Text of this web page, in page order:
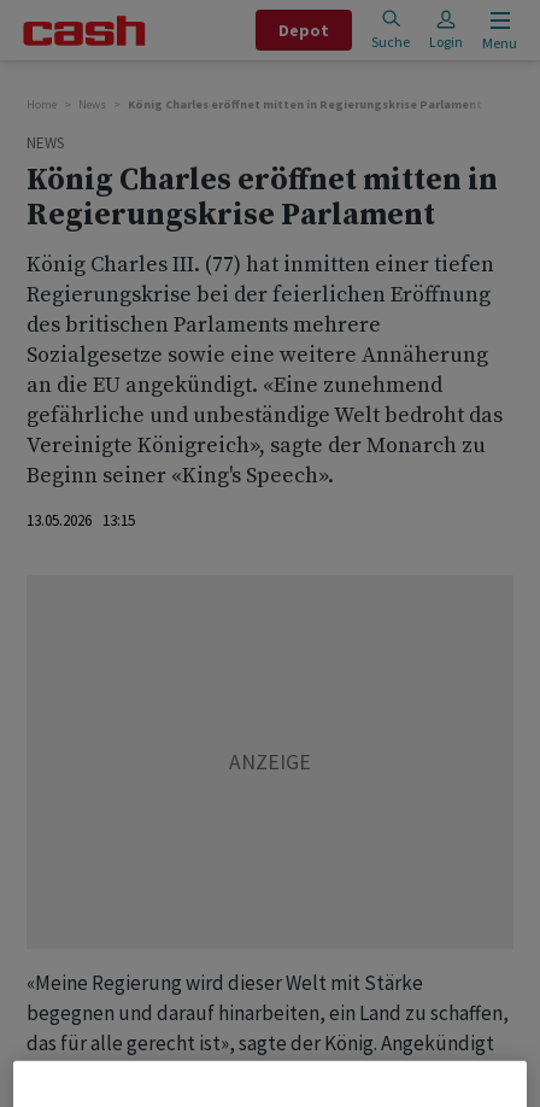
Depot
Suche Login Menu
Home News König Charles eröffnet mitten in Regierungskrise Parlament
NEWS
König Charles eröffnet mitten in
Regierungskrise Parlament
König Charles III. (77) hat inmitten einer tiefen
Regierungskrise bei der feierlichen Eröffnung
des britischen Parlaments mehrere
Sozialgesetze sowie eine weitere Annäherung
an die EU angekündigt. «Eine zunehmend
gefährliche und unbeständige Welt bedroht das
Vereinigte Königreich», sagte der Monarch zu
Beginn seiner «King's Speech».
13.05.2026 13:15
«Meine Regierung wird dieser Welt mit Stärke
begegnen und darauf hinarbeiten, ein Land zu schaffen,
das für alle gerecht ist», sagte der König. Angekündigt